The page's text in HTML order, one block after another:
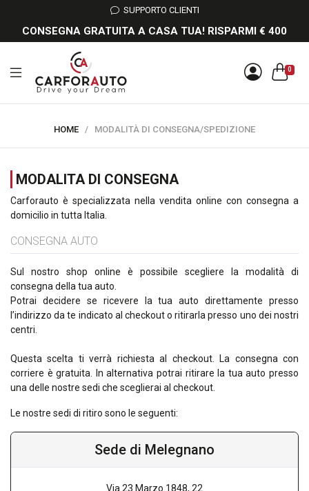
SUPPORTO CLIENTI
CONSEGNA GRATUITA A CASA TUA! RISPARMI € 400
0
HOME / MODALITÀ DI CONSEGNA/SPEDIZIONE
MODALITA DI CONSEGNA
Carforauto è specializzata nella vendita online con consegna a
domicilio in tutta Italia.
CONSEGNA AUTO
Sul nostro shop online è possibile scegliere la modalità di
consegna della tua auto.
Potrai decidere se ricevere la tua auto direttamente presso
l’indirizzo da te indicato al checkout o ritirarla presso uno dei nostri
centri.
Questa scelta ti verrà richiesta al checkout. La consegna con
corriere è gratuita. In alternativa potrai ritirare la tua auto presso
una delle nostre sedi che sceglierai al checkout.
Le nostre sedi di ritiro sono le seguenti:
Sede di Melegnano
Via 23 Marzo 1848, 22